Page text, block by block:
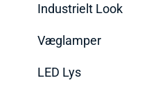
Industrielt Look
Væglamper
LED Lys